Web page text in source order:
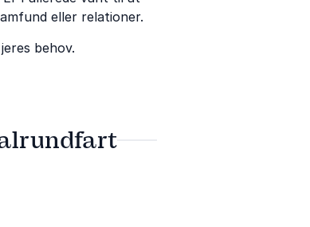
eller relationer.
behov.